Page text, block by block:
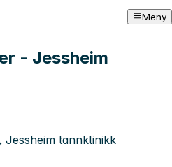
Meny
- Jessheim
tannklinikk